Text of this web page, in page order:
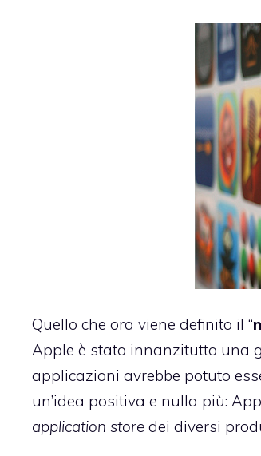
Quello che ora viene definito il “
Apple è stato innanzitutto una
applicazioni avrebbe potuto
un’idea positiva e nulla più:
application store dei diversi